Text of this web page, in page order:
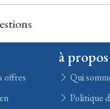
offres
à
Qui
Politique